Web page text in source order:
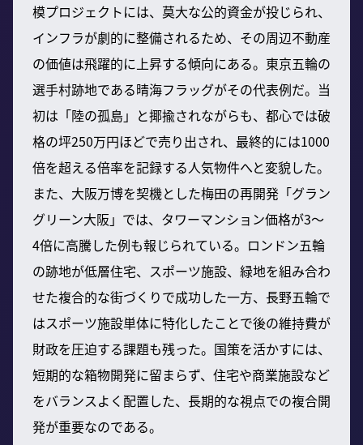
模プロジェクトには、莫大な公的資金が投じられ、
インフラが劇的に整備されるため、その周辺不動産
の価値は飛躍的に上昇する傾向にある。東京五輪の
選手村跡地である晴海フラッグがその代表例だ。当
初は「陸の孤島」と揶揄されながらも、都心では破
格の坪250万円ほどで売り出され、最終的には1000
倍を超える倍率を記録する人気物件へと変貌した。
また、大阪万博を契機とした梅田の再開発「グラン
グリーン大阪」では、タワーマンション価格が3～
4倍に高騰した例も報じられている。ロンドン五輪
の跡地が低層住宅、スポーツ施設、緑地を組み合わ
せた複合的な街づくりで成功した一方、長野五輪で
はスポーツ施設単体に特化したことで後の維持費が
財政を圧迫する課題も残った。国策を活かすには、
短期的な箱物開発に留まらず、住宅や商業施設など
をバランスよく配置した、長期的な視点での複合開
発が重要なのである。